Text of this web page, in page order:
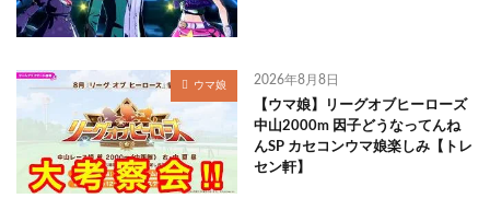
ウマ娘 2026年8月8日
【ウマ娘】リーグオブヒーローズ
中山2000m 因子どうなってんね
んSP カセコンウマ娘楽しみ【トレ
セン軒】